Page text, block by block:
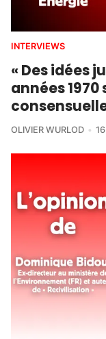
INTERVIEWS
« Des idées
années
OLIVIER WURLOD